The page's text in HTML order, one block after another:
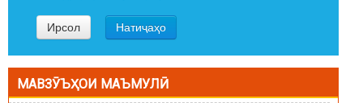
МАВЗӮЪҲОИ МАЪМУЛӢ